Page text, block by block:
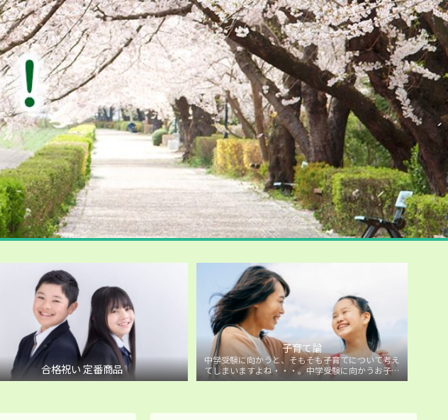
合格祝い 定番商品
子育て論
中学受験に向かうと、そもそも子育てについて考え
てしまいますよね・・・。中学受験に向かうお子様
を持つ保護者の方に向けた子育て論について。